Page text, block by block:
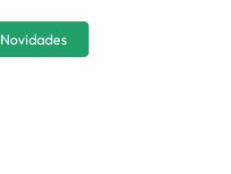
Novidades